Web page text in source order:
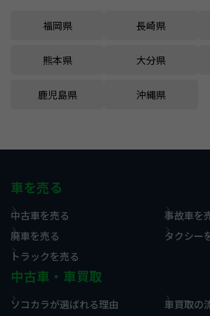
福岡県 長崎県
熊本県 大分県
鹿児島県 沖縄県
車を売る
中古車を売る
事故車を
廃車を売る
タクシー
トラックを売る
中古車・車買取
ソコカラが選ばれる理由
車買取の